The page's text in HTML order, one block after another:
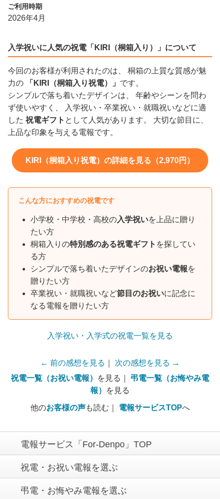
ご利用時期
2026年4月
入学祝いに人気の祝電「KIRI（桐箱入り）」について
今回のお客様が利用されたのは、 桐箱の上質な質感が魅
力の
「KIRI（桐箱入り祝電）」 です。
シンプルで落ち着いたデザインは、 年齢やシーンを問わ
ず使いやすく、 入学祝い・卒業祝い・就職祝いなどに適
した 祝電ギフト として人気があります。 大切な節目に、
上品な印象を与える電報です。
KIRI（桐箱入り祝電）の詳細を見る（2,970円）
こんな方におすすめの祝電です
小学校・中学校・高校の入学祝いを上品に贈り
たい方
桐箱入りの特別感のある祝電ギフト を探してい
る方
シンプルで落ち着いたデザインのお祝い電報を
贈りたい方
卒業祝い・就職祝いなど節目のお祝いに記念に
なる電報を贈りたい方
入学祝い・入学式の祝電一覧を見る
← 前の感想を見る
次の感想を見る →
祝電一覧（お祝い電報）
を見る｜ 弔電一覧（お悔やみ電
報）
を見る
他のお客様の声も読む｜ 電報サービスTOPへ
電報サービス「For-Denpo」TOP
祝電・お祝い電報を選ぶ
弔電・お悔やみ電報を選ぶ